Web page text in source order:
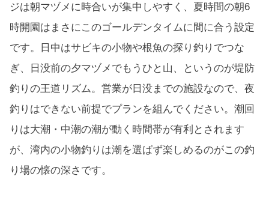
ジは朝マヅメに時合いが集中しやすく、夏時間の朝6
時開園はまさにこのゴールデンタイムに間に合う設定
です。日中はサビキの小物や根魚の探り釣りでつな
ぎ、日没前の夕マヅメでもうひと山、というのが堤防
釣りの王道リズム。営業が日没までの施設なので、夜
釣りはできない前提でプランを組んでください。潮回
りは大潮・中潮の潮が動く時間帯が有利とされます
が、湾内の小物釣りは潮を選ばず楽しめるのがこの釣
り場の懐の深さです。